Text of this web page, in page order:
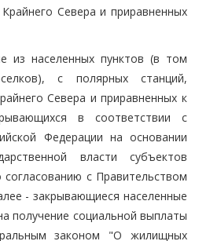
Севера и приравненных
из населенных пунктов (в том
с полярных станций,
Севера и приравненных к
в соответствии с
Федерации на основании
власти субъектов
с Правительством
- закрывающиеся населенные
получение социальной выплаты
законом "О жилищных